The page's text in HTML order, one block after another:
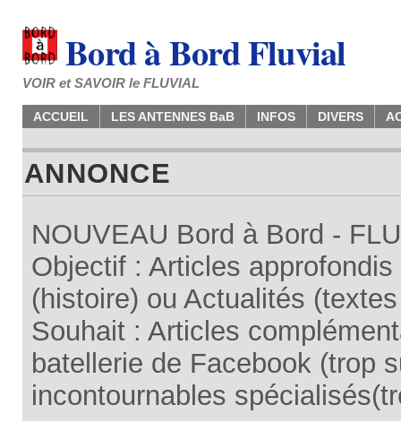
Bord à Bord Fluvial
VOIR et SAVOIR le FLUVIAL
ACCUEIL LES ANTENNES BaB INFOS DIVERS
ANNONCE
NOUVEAU Bord à Bord -
Objectif : Articles
(histoire) ou Actualités
Souhait : Articles
batellerie de Facebook (trop
incontournables